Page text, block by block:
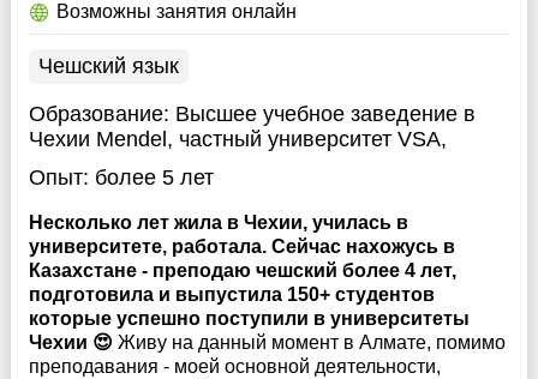
Возможны занятия онлайн
Чешский язык
Образование: Высшее учебное заведение в
Чехии Mendel, частный университет VSA,
Опыт: более 5 лет
Несколько лет жила в Чехии, училась в
университете, работала. Сейчас нахожусь в
Казахстане - преподаю чешский более 4 лет,
подготовила и выпустила 150+ студентов
которые успешно поступили в университеты
Чехии 😍 Живу на данный момент в Алмате, помимо
преподавания - моей основной деятельности,